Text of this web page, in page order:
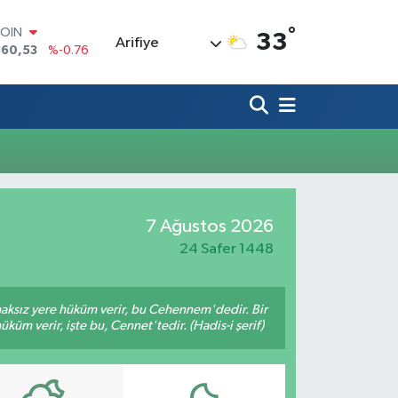
%-0.76
%0.17
ALTIN
Arifiye 33°
7 Ağustos 2026
24 Safer 1448
yere hüküm verir, bu Cehennem'dedir. Bir
verir, işte bu, Cennet'tedir. (Hadis-i şerif)